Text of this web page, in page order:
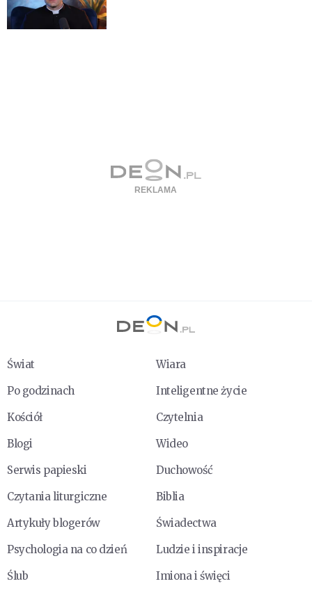
Świat
Wiara
Po godzinach
Inteligentne życie
Kościół
Czytelnia
Blogi
Wideo
Serwis papieski
Duchowość
Czytania liturgiczne
Biblia
Artykuły blogerów
Świadectwa
Psychologia na co dzień
Ludzie i inspiracje
Ślub
Imiona i święci